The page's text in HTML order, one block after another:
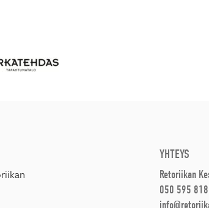
YHTEYS
Retoriikan
050 595